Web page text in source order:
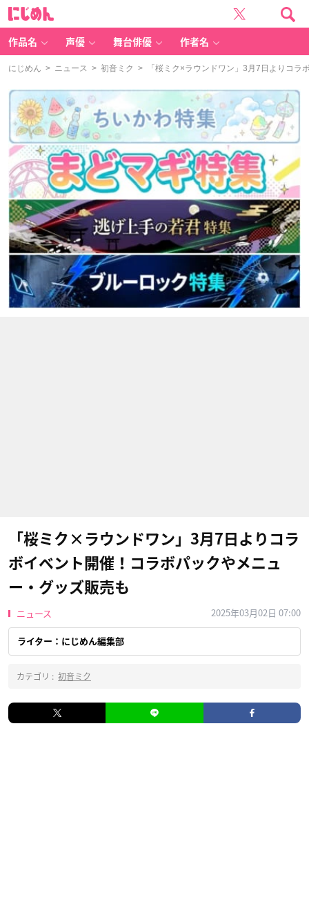
作品名 声優 舞台俳優 作者名
にじめん > ニュース > 初音ミク > 「桜ミク×ラウンドワン」3月7日よりコラ
「桜ミク×ラウンドワン」3月7日よりコラ
ボイベント開催！コラボパックやメニュ
ー・グッズ販売も
ニュース 2025年03月02日 07:00
ライター：にじめん編集部
カテゴリ : 初音ミク